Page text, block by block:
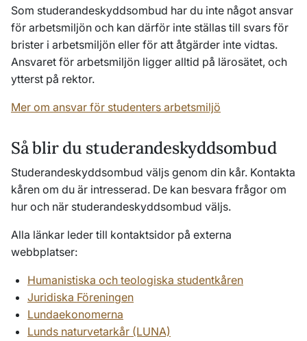
Som studerandeskyddsombud har du inte något ansvar
för arbetsmiljön och kan därför inte ställas till svars för
brister i arbetsmiljön eller för att åtgärder inte vidtas.
Ansvaret för arbetsmiljön ligger alltid på lärosätet, och
ytterst på rektor.
Mer om ansvar för studenters arbetsmiljö
Så blir du studerandeskyddsombud
Studerandeskyddsombud väljs genom din kår. Kontakta
kåren om du är intresserad. De kan besvara frågor om
hur och när studerandeskyddsombud väljs.
Alla länkar leder till kontaktsidor på externa
webbplatser:
Humanistiska och teologiska studentkåren
Juridiska Föreningen
Lundaekonomerna
Lunds naturvetarkår (LUNA)